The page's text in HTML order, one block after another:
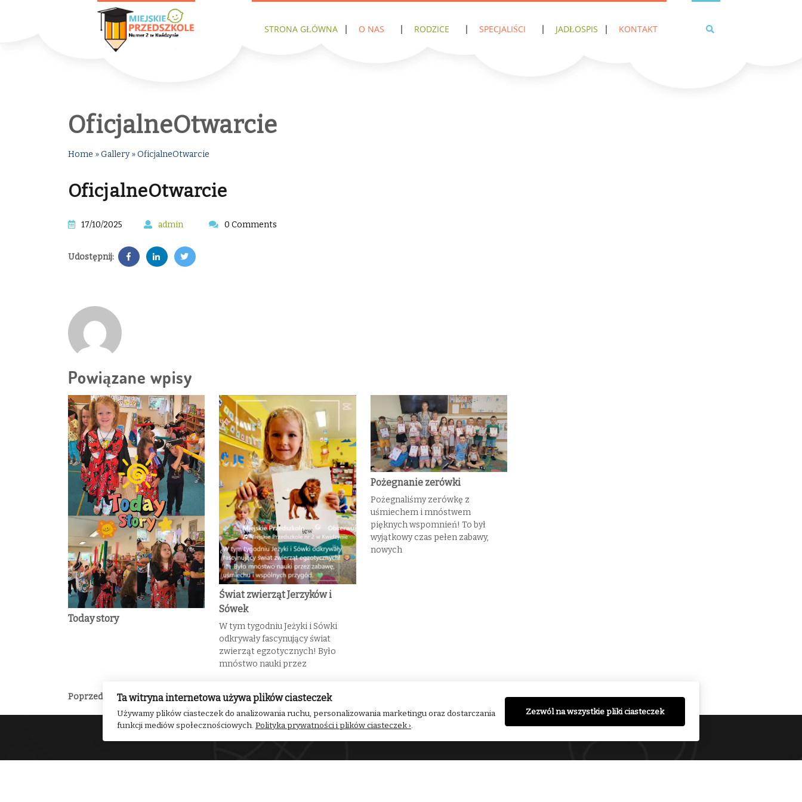
STRONA GŁÓWNA O NAS RODZICE SPECJALIŚCI JADŁOSPIS KONTAKT
OficjalneOtwarcie
Home »Gallery»OficjalneOtwarcie
OficjalneOtwarcie
17/10/2025 admin 0 Comments
Udostępnij:
Powiązane wpisy
Today story
Świat zwierząt Jerzyków i
Sówek
W tym tygodniu Jeżyki i Sówki
odkrywały fascynujący świat
zwierząt egzotycznych! Było
mnóstwo nauki przez
Pożegnanie zerówki
Pożegnaliśmy zerówkę z
uśmiechem i mnóstwem
pięknych wspomnień! To był
wyjątkowy czas pełen zabawy,
nowych
Poprzedni Wakacyjne Pszczółki Następny
Ta witryna internetowa używa plików ciasteczek
Używamy plików ciasteczek do analizowania ruchu, personalizowania marketingu oraz dostarczania
funkcji mediów społecznościowych. Polityka prywatności i plików ciasteczek ›.
Zezwól na wszystkie pliki ciasteczek